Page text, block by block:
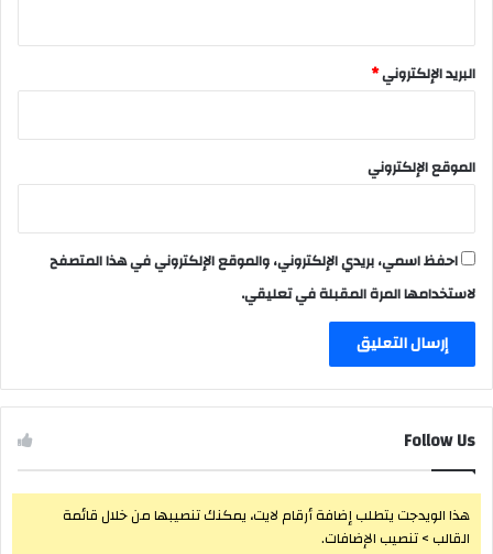
البريد الإلكتروني*
الموقع الإلكتروني
احفظ اسمي، بريدي الإلكتروني، والموقع الإلكتروني في هذا المتصفح
لاستخدامها المرة المقبلة في تعليقي.
Follow Us
هذا الويدجت يتطلب إضافة أرقام لايت، يمكنك تنصيبها من خلال قائمة
القالب > تنصيب الإضافات.